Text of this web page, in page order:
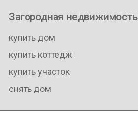
Загородная недвижимость
купить дом
купить коттедж
купить участок
снять дом